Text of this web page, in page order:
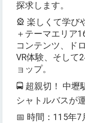
探求します。
🎡 楽しくて学び
＋ テーマエリア
コンテンツ、ド
VR体験、そして
ョップ。
🚍 超親切！ 中壢
シャトルバスが
📅 時間： 115年7